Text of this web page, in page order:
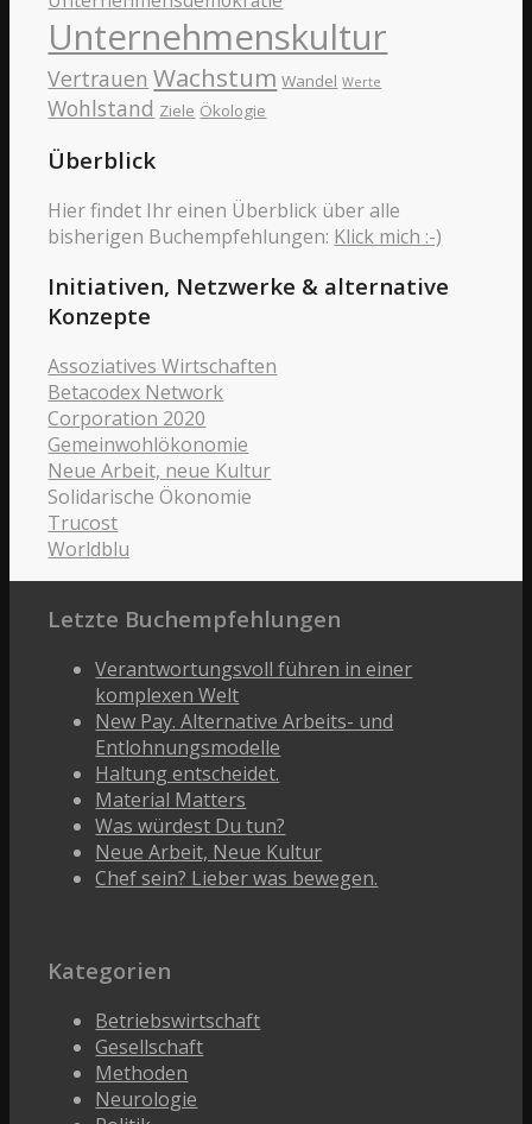
Unternehmenskultur
Vertrauen Wachstum Wandel Werte
Wohlstand Ziele Ökologie
Überblick
Hier findet Ihr einen Überblick über alle
bisherigen Buchempfehlungen: Klick mich :-)
Initiativen, Netzwerke & alternative
Konzepte
Assoziatives Wirtschaften
Betacodex Network
Corporation 2020
Gemeinwohlökonomie
Neue Arbeit, neue Kultur
Solidarische Ökonomie
Trucost
Worldblu
Letzte Buchempfehlungen
Verantwortungsvoll führen in einer
komplexen Welt
New Pay. Alternative Arbeits- und
Entlohnungsmodelle
Haltung entscheidet.
Material Matters
Was würdest Du tun?
Neue Arbeit, Neue Kultur
Chef sein? Lieber was bewegen.
Kategorien
Betriebswirtschaft
Gesellschaft
Methoden
Neurologie